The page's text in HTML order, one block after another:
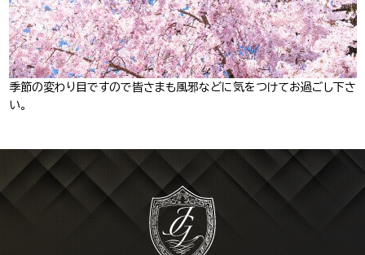
季節の変わり目ですので皆さまも風邪などに気をつけてお過ごし下さ
い。